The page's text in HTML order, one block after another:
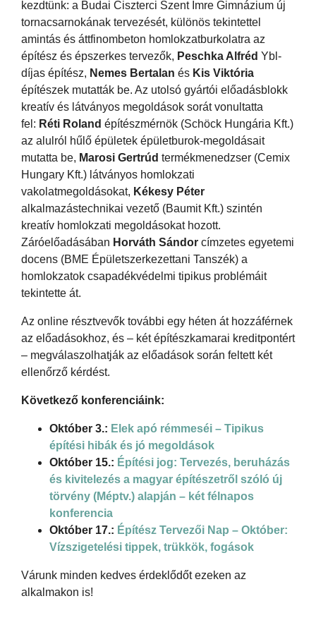
kezdtünk: a Budai Ciszterci Szent Imre Gimnázium új
tornacsarnokának tervezését, különös tekintettel
amintás és áttfinombeton homlokzatburkolatra az
építész és épszerkes tervezők, Peschka Alfréd Ybl-
díjas építész, Nemes Bertalan és Kis Viktória
építészek mutatták be. Az utolsó gyártói előadásblokk
kreatív és látványos megoldások sorát vonultatta
fel: Réti Roland építészmérnök (Schöck Hungária Kft.)
az alulról hűlő épületek épületburok-megoldásait
mutatta be, Marosi Gertrúd termékmenedzser (Cemix
Hungary Kft.) látványos homlokzati
vakolatmegoldásokat, Kékesy Péter
alkalmazástechnikai vezető (Baumit Kft.) szintén
kreatív homlokzati megoldásokat hozott.
Záróelőadásában Horváth Sándor címzetes egyetemi
docens (BME Épületszerkezettani Tanszék) a
homlokzatok csapadékvédelmi tipikus problémáit
tekintette át.
Az online résztvevők további egy héten át hozzáférnek
az előadásokhoz, és – két építészkamarai kreditpontért
– megválaszolhatják az előadások során feltett két
ellenőrző kérdést.
Következő konferenciáink:
Október 3.: Elek apó rémmeséi – Tipikus
építési hibák és jó megoldások
Október 15.: Építési jog: Tervezés, beruházás
és kivitelezés a magyar építészetről szóló új
törvény (Méptv.) alapján – két félnapos
konferencia
Október 17.: Építész Tervezői Nap – Október:
Vízszigetelési tippek, trükkök, fogások
Várunk minden kedves érdeklődőt ezeken az
alkalmakon is!